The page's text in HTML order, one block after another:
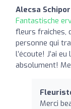
Alecsa Schipor
Fantastische
fleurs fraiches,
personne qui
l’écoute! J’ai
absolument!
Merci